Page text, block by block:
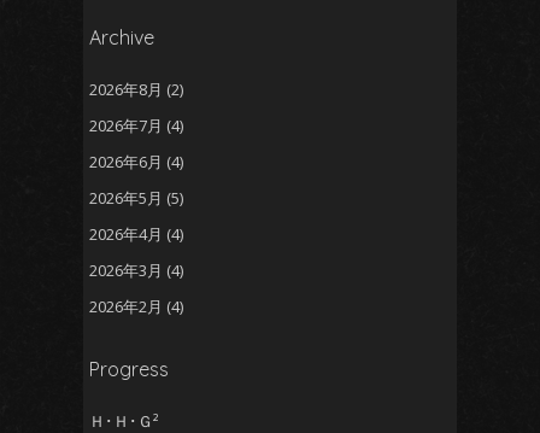
Archive
2026年8月 (2)
2026年7月 (4)
2026年6月 (4)
2026年5月 (5)
2026年4月 (4)
2026年3月 (4)
2026年2月 (4)
2025年12月
2025年11月
Progress
Ｈ･Ｈ･Ｇ²